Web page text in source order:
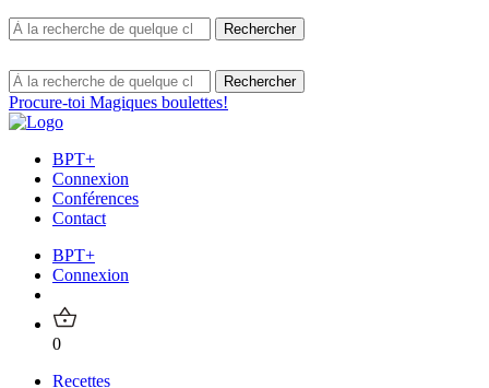
Procure-toi Magiques boulettes!
BPT+
Connexion
Conférences
Contact
BPT+
Connexion
0
Recettes